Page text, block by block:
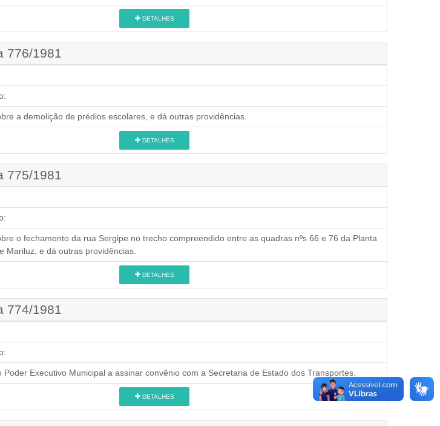
DETALHES
776/1981
a demolição de prédios escolares, e dá outras providências.
DETALHES
775/1981
o fechamento da rua Sergipe no trecho compreendido entre as quadras nºs 66 e 76 da Planta
Mariluz, e dá outras providências.
DETALHES
774/1981
Poder Executivo Municipal a assinar convênio com a Secretaria de Estado dos Transportes.
DETALHES